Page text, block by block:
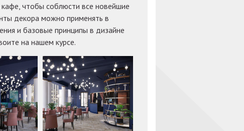
чтобы соблюсти все новейшие
декора можно применять в
и базовые принципы в дизайне
на нашем курсе.